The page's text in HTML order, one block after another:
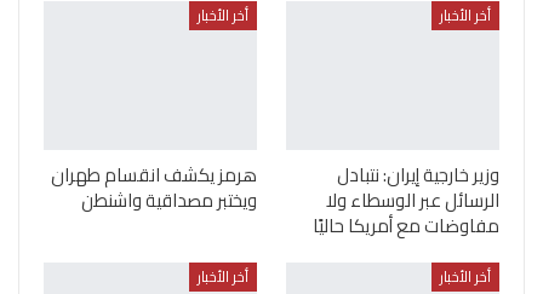
أخر الأخبار
وزير خارجية إيران: نتبادل
الرسائل عبر الوسطاء ولا
مفاوضات مع أمريكا حاليًا
أخر الأخبار
هرمز يكشف انقسام طهران
ويختبر مصداقية واشنطن
أخر الأخبار أخر الأخبار